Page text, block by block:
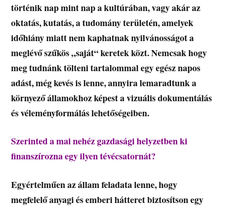
történik nap mint nap a kultúrában, vagy akár az
oktatás, kutatás, a tudomány területén, amelyek
időhiány miatt nem kaphatnak nyilvánosságot a
meglévő szűkös „saját“ keretek közt. Nemcsak hogy
meg tudnánk tölteni tartalommal egy egész napos
adást, még kevés is lenne, annyira lemaradtunk a
környező államokhoz képest a vizuális dokumentálás
és véleményformálás lehetőségeiben.
Szerinted a mai nehéz gazdasági helyzetben ki
finanszírozna egy ilyen tévécsatornát?
Egyértelműen az állam feladata lenne, hogy
megfelelő anyagi és emberi hátteret biztosítson egy